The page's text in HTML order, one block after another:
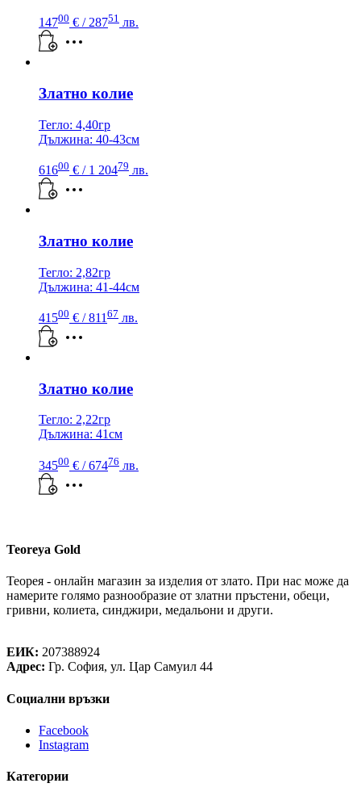
14700 € / 28751 лв.
Златно колие
Тегло: 4,40гр
Дължина: 40-43см
61600 € / 1 20479 лв.
Златно колие
Тегло: 2,82гр
Дължина: 41-44см
41500 € / 811 67 лв.
Златно колие
Тегло: 2,22гр
Дължина: 41см
34500 € / 67476 лв.
Teoreya Gold
Теорея - онлайн магазин за изделия от злато. При нас може да
намерите голямо разнообразие от златни пръстени, обеци,
гривни, колиета, синджири, медальони и други.
ЕИК: 207388924
Адрес: Гр. София, ул. Цар Самуил 44
Социални връзки
Facebook
Instagram
Категории